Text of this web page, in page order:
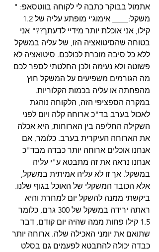
אתמול בבוקר כתבה לי לקוחה בווטסאפ: "
קילו, אני אוכלת יותר מידיי לדעתך??" אני
בטוחה שהסיטואציה הזו, של עליה במשקל
ללא כל סיבה מוכרת לכולכם. סיטואציה לא
פשוטה ולא נעימה ולכן החלטתי לספר לכם
מה הגורמים משפיעים על המשקל חוץ
מהפחתה או עליה בכמות הקלוריות.
במקרה הספציפי הזה, הלקוחה נוהגת
לאכול בערב בד"כ ארוחה קלה ויום לפני
השקילה החליפה בין הארוחות, היא אכלה
את הארוחה העיקרית בערב. כלומר, אם
אנחנו אוכלים ארוחה יותר כבדה מבד"כ
אנחנו נראה את זה מתבטא ע"י עליה
במשקל. אך זו לא עליה אמיתית במשקל,
אלא הכובד המשקלי של האוכל בגוף שלנו.
ביקשתי ממנה להשקל יום למחרת והיא
ראתה ירידה במשקל של 300 גרם, כלומר
1.5 קילו פחות ממה שהיה יום קודם, דבר
שתואם את יומני האכילה שלה. ארוחה יותר
כבדה יכולה להתבטא לפעמים גם בסלט